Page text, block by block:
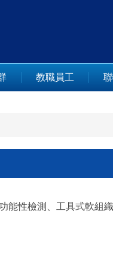
教職員工
能性檢測、工具式軟組